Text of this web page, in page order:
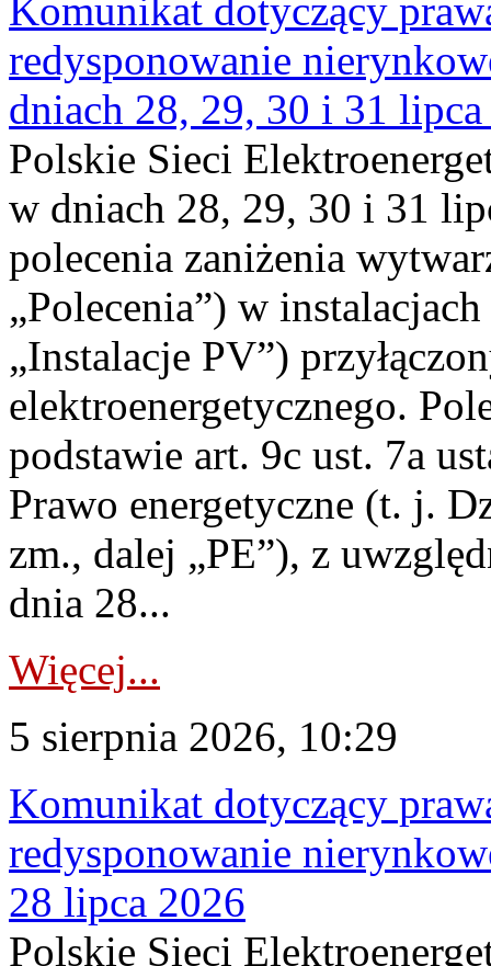
Komunikat dotyczący
redysponowanie
dniach 28, 29, 30 i 31
Polskie Sieci
w dniach 28, 29, 30 i 31
polecenia zaniżenia
„Polecenia”) w
„Instalacje PV”)
elektroenergetycznego.
podstawie art. 9c ust. 7a
Prawo energetyczne (t. j.
zm., dalej „PE”), z
dnia 28...
Więcej...
5 sierpnia 2026, 10:29
Komunikat dotyczący
redysponowanie
28 lipca 2026
Polskie Sieci